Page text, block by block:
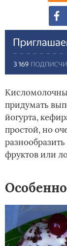
придумать
йогурта,
простой, но
фруктов или